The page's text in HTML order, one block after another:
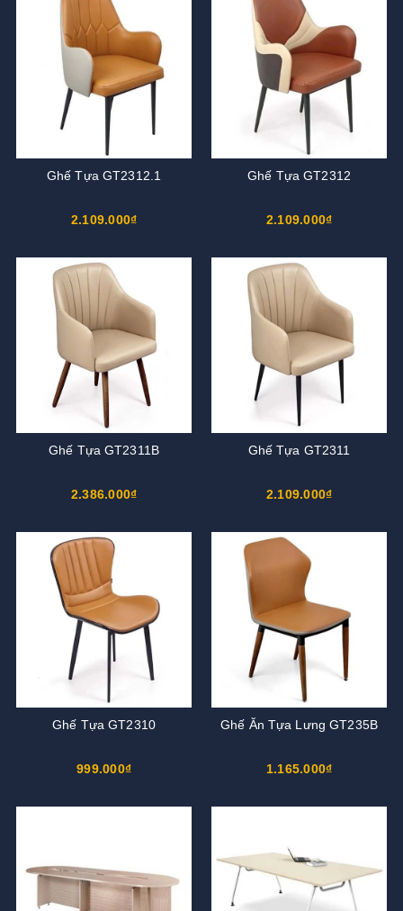
Ghế Tựa GT2312.1
2.109.000₫
Ghế Tựa GT2312
2.109.000₫
Ghế Tựa GT2311B
2.386.000₫
Ghế Tựa GT2311
2.109.000₫
Ghế Tựa GT2310
999.000₫
Ghế Ăn Tựa Lưng GT235B
1.165.000₫